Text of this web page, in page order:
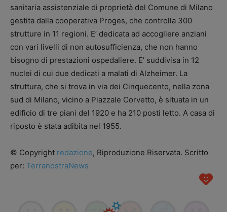
sanitaria assistenziale di proprietà del Comune di Milano
gestita dalla cooperativa Proges, che controlla 300
strutture in 11 regioni. E’ dedicata ad accogliere anziani
con vari livelli di non autosufficienza, che non hanno
bisogno di prestazioni ospedaliere. E’ suddivisa in 12
nuclei di cui due dedicati a malati di Alzheimer. La
struttura, che si trova in via dei Cinquecento, nella zona
sud di Milano, vicino a Piazzale Corvetto, è situata in un
edificio di tre piani del 1920 e ha 210 posti letto. A casa di
riposto è stata adibita nel 1955.
© Copyright redazione, Riproduzione Riservata. Scritto
per: TerranostraNews